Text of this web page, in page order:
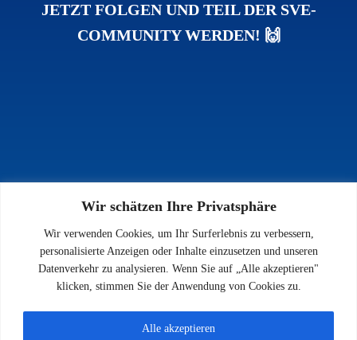
Wir schätzen Ihre Privatsphäre
Wir verwenden Cookies, um Ihr Surferlebnis zu verbessern,
personalisierte Anzeigen oder Inhalte einzusetzen und unseren
Datenverkehr zu analysieren. Wenn Sie auf „Alle akzeptieren"
klicken, stimmen Sie der Anwendung von Cookies zu.
Alle akzeptieren
JETZT FOLGEN UND TEIL DER SVE-
COMMUNITY WERDEN! 🙌
INFOS
Impressum
Datenschutz
Kontakt